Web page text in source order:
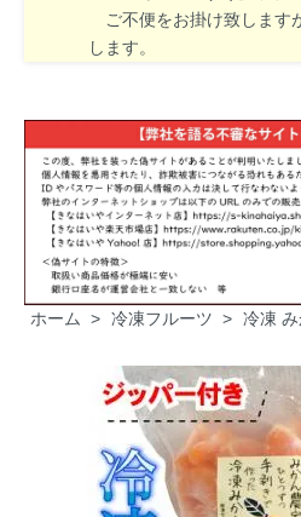
ご不便をお掛け致します
します。
ホーム > 冷凍フルーツ > 冷凍